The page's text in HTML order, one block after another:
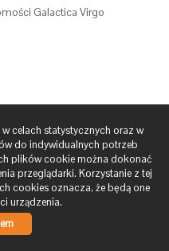
Galactica Virgo
celach statystycznych oraz w
do indywidualnych potrzeb
plików cookie można dokonać
przeglądarki. Korzystanie z tej
cookies oznacza, że będą one
urządzenia.